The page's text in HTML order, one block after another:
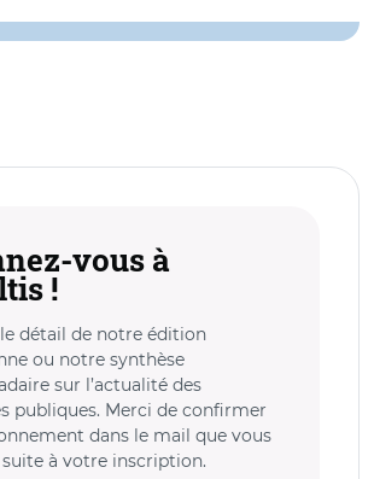
vous à
!
le détail de notre édition
ou notre synthèse
sur l’actualité des
publiques. Merci de confirmer
dans le mail que vous
suite à votre inscription.